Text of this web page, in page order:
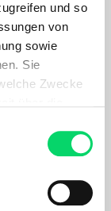
und so
von
sowie
Sie
Zwecke
Lage
unseren Filialen